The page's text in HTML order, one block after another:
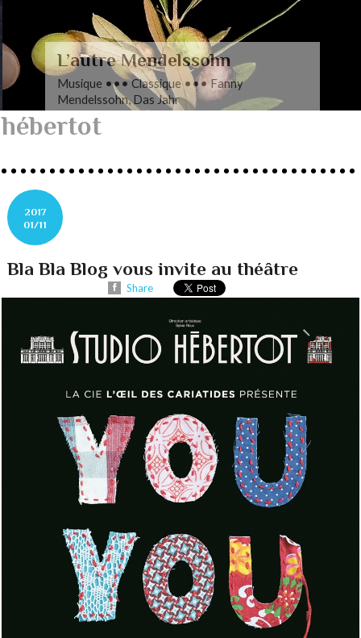
L’autre Mendelssohn
Musique ••• Classique ••• Fanny
Mendelssohn, Das Jahr
hébertot
2017
01/11
Bla Bla Blog vous invite au théâtre
Share